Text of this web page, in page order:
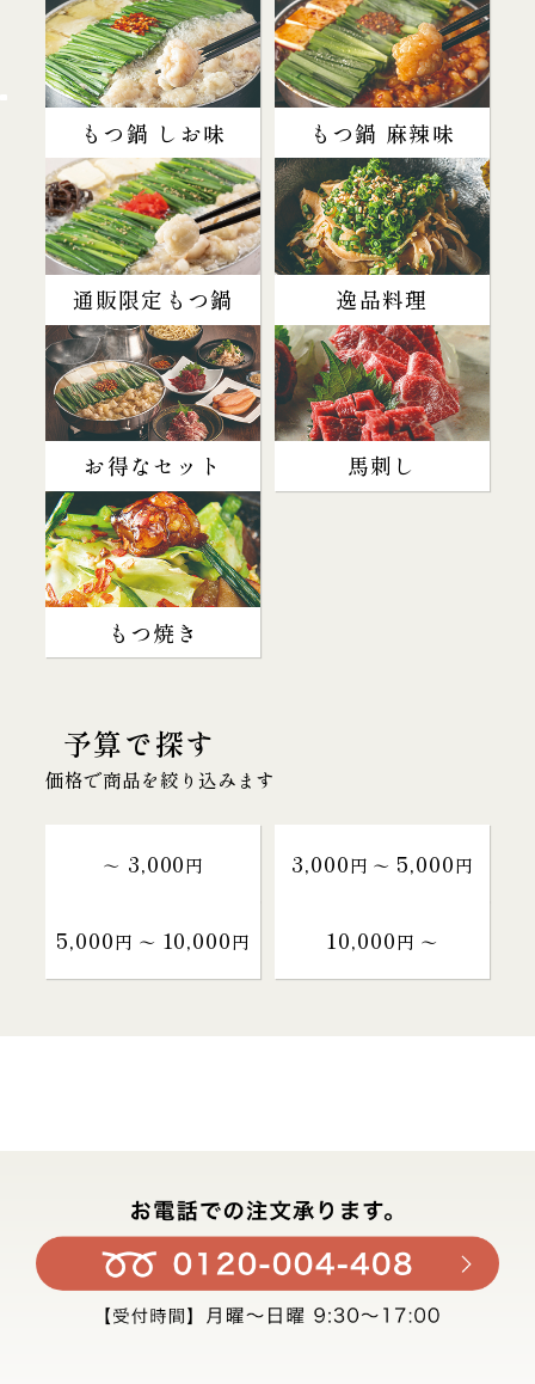
もつ鍋 しお味 もつ鍋 麻辣味
通販限定もつ鍋 逸品料理
お得なセット 馬刺し
もつ焼き
予算で探す
価格で商品を絞り込みます
～ 3,000円 3,000円 〜 5,000円
5,000円 〜 10,000円 10,000円 〜